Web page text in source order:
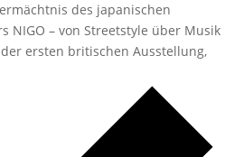
des japanischen
NIGO – von Streetstyle über Musik
ersten britischen Ausstellung,